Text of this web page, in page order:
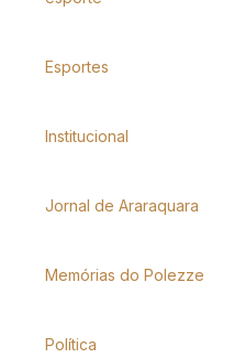
Esportes
Institucional
Jornal de Araraquara
Memórias do Polezze
Política